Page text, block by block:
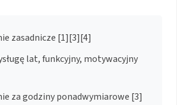
zasadnicze [1][3][4]
lat, funkcyjny, motywacyjny
za godziny ponadwymiarowe [3]